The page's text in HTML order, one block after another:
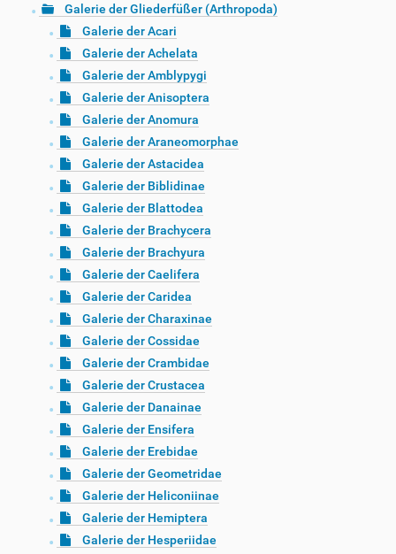
Galerie der Gliederfüßer (Arthropoda)
Galerie der Acari
Galerie der Achelata
Galerie der Amblypygi
Galerie der Anisoptera
Galerie der Anomura
Galerie der Araneomorphae
Galerie der Astacidea
Galerie der Biblidinae
Galerie der Blattodea
Galerie der Brachycera
Galerie der Brachyura
Galerie der Caelifera
Galerie der Caridea
Galerie der Charaxinae
Galerie der Cossidae
Galerie der Crambidae
Galerie der Crustacea
Galerie der Danainae
Galerie der Ensifera
Galerie der Erebidae
Galerie der Geometridae
Galerie der Heliconiinae
Galerie der Hemiptera
Galerie der Hesperiidae